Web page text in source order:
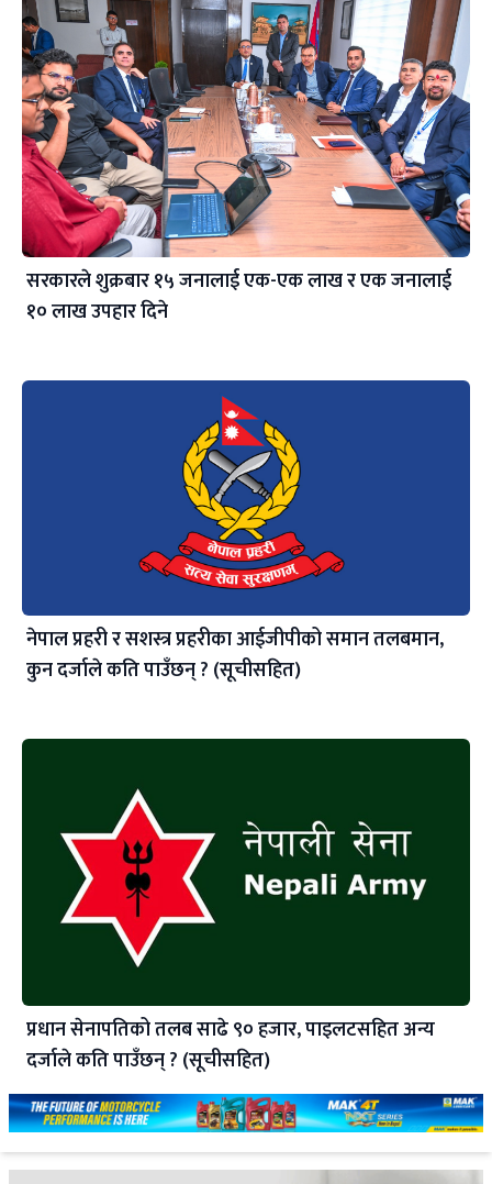
सरकारले शुक्रबार १५ जनालाई एक-एक लाख र एक जनालाई
१० लाख उपहार दिने
नेपाल प्रहरी र सशस्त्र प्रहरीका आईजीपीको समान तलबमान,
कुन दर्जाले कति पाउँछन् ? (सूचीसहित)
प्रधान सेनापतिको तलब साढे ९० हजार, पाइलटसहित अन्य
दर्जाले कति पाउँछन् ? (सूचीसहित)